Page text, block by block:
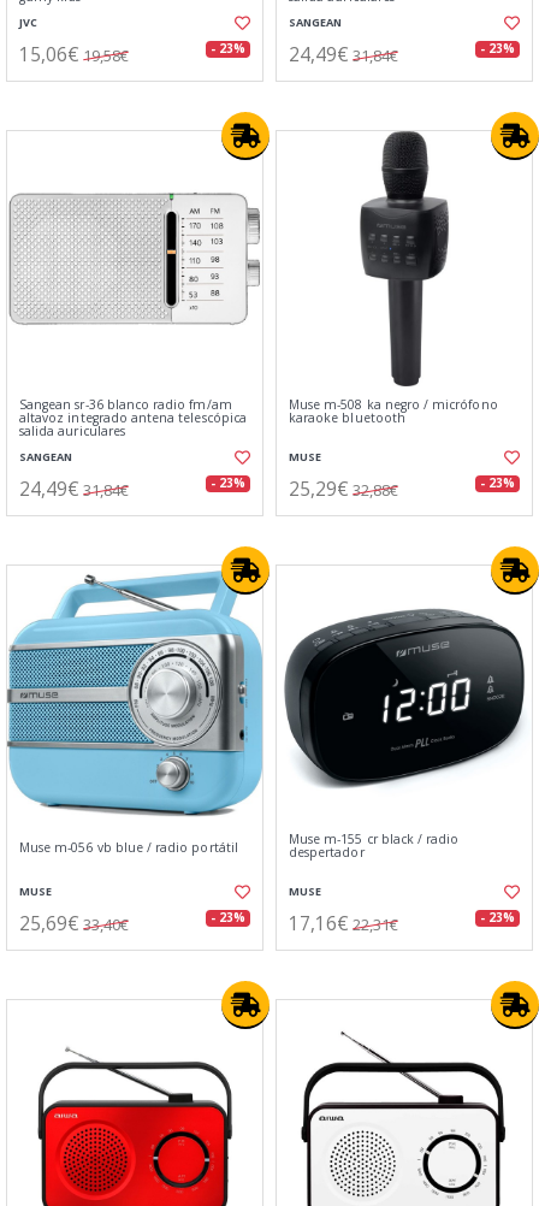
JVC
15,06€ 19,58€ - 23%
SANGEAN
24,49€ 31,84€ - 23%
Sangean sr-36 blanco radio fm/am
altavoz integrado antena telescópica
salida auriculares
SANGEAN
24,49€ 31,84€ - 23%
Muse m-508 ka negro / micrófono
karaoke bluetooth
MUSE
25,29€ 32,88€ - 23%
Muse m-056 vb blue / radio portátil
MUSE
25,69€ 33,40€ - 23%
Muse m-155 cr black / radio
despertador
MUSE
17,16€ 22,31€ - 23%